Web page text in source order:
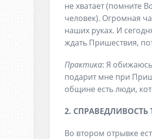
не хватает (помните
человек). Огромная
наших руках. И
ждать Пришествия,
Практика: Я
подарит мне при
общине есть люди,
2. СПРАВЕДЛИВОСТЬ
Во втором отрывке